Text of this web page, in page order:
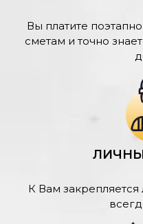
Вы платите
сметам и точно
К Вам